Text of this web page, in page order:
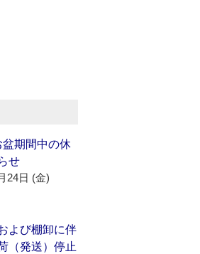
盆期間中の休
せ
24日 (金)
よび棚卸に伴
（発送）停止